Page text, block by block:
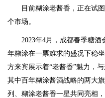
目前糊涂老酱香，正在试
个市场。
2023年4月，成都春季糖
年糊涂在一票难求的盛况下稳
方来宾展示着“老酱香”魅力，
其中百年糊涂酱酒战略的两大
列、糊涂老酱香一星共同亮相